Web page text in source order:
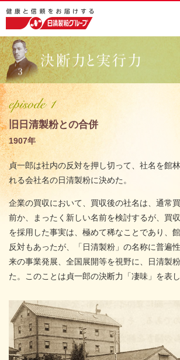
旧日清製粉との合併
1907年
貞一郎は社内の反対を押し切って、社名を館
れる会社名の日清製粉に決めた。
企業の買収において、買収後の社名は、通常
前か、まったく新しい名前を検討するが、買
を採用した事実は、極めて稀なことであり、
反対もあったが、「日清製粉」の名称に普遍
来の事業発展、全国展開等を視野に、日清製
た。このことは貞一郎の決断力「凄味」を表し